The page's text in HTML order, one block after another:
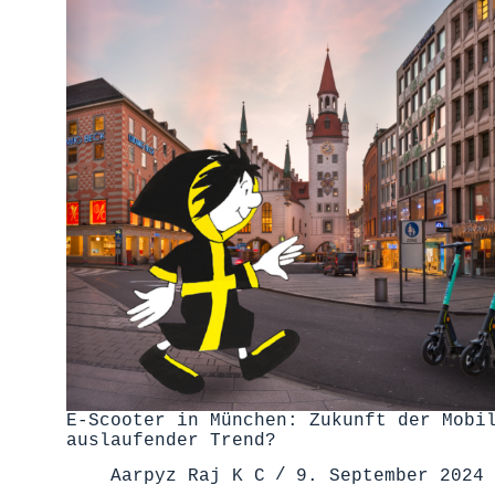
E-Scooter in München: Zukunft der
auslaufender Trend?
Aarpyz Raj K C
9. September 2024